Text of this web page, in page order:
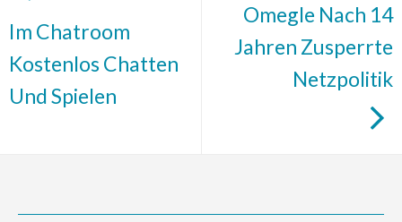
Im Chatroom
Kostenlos Chatten
Und Spielen
Omegle Nach 14
Jahren Zusperrte
Netzpolitik